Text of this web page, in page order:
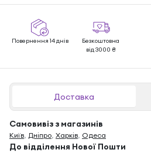
Повернення 14 днів
Безкоштовна
від 3000 ₴
Доставка
Самовивіз з магазинів
Київ, Дніпро, Харків, Одеса
До відділення Нової Пошти